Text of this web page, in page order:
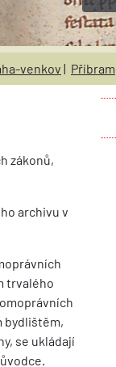
venkov | Příbram
zákonů,
archivu v
trvalého
bydlištěm,
se ukládají